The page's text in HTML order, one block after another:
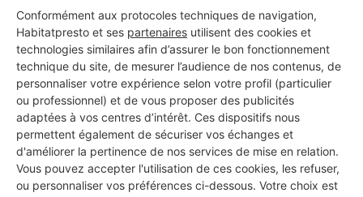
Conformément aux protocoles techniques de navigation,
Habitatpresto et ses partenaires utilisent des cookies et
technologies similaires afin d’assurer le bon fonctionnement
technique du site, de mesurer l’audience de nos contenus, de
personnaliser votre expérience selon votre profil (particulier
ou professionnel) et de vous proposer des publicités
adaptées à vos centres d’intérêt. Ces dispositifs nous
permettent également de sécuriser vos échanges et
d'améliorer la pertinence de nos services de mise en relation.
Vous pouvez accepter l'utilisation de ces cookies, les refuser,
ou personnaliser vos préférences ci-dessous. Votre choix est
Vous souhaitez réaliser des travaux et ne savez quel professionnel
choisir ? Demandez des devis travauxauprès de notre réseau de 5 000
professionnels partout en France.
DEMANDER UN DEVIS